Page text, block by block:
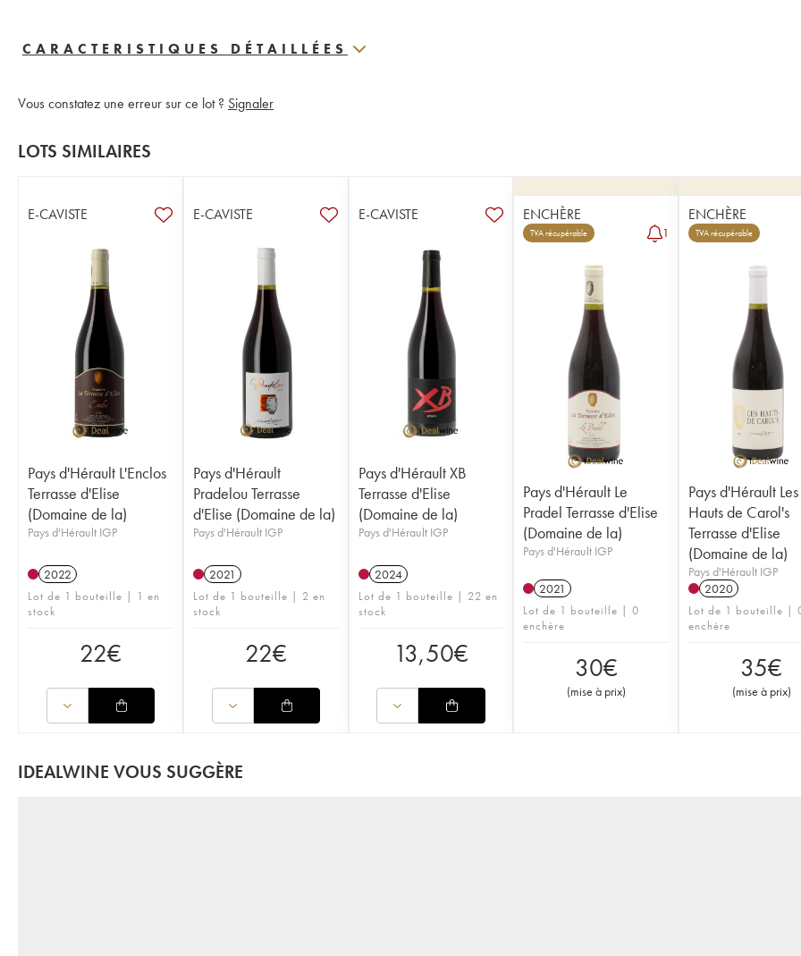
CARACTERISTIQUES DÉTAILLÉES
Vous constatez une erreur sur ce lot ? Signaler
LOTS SIMILAIRES
E-CAVISTE
Pays d'Hérault L'Enclos
Terrasse d'Elise
(Domaine de la)
Pays d'Hérault IGP
2022
Lot de 1 bouteille | 1 en
stock
22€
E-CAVISTE
Pays d'Hérault
Pradelou Terrasse
d'Elise (Domaine de la)
Pays d'Hérault IGP
2021
Lot de 1 bouteille | 2 en
stock
22€
E-CAVISTE
Pays d'Hérault XB
Terrasse d'Elise
(Domaine de la)
Pays d'Hérault IGP
2024
Lot de 1 bouteille | 22 en
stock
13,50€
ENCHÈRE
TVA récupérable 1
Pays d'Hérault Le
Pradel Terrasse d'Elise
(Domaine de la)
Pays d'Hérault IGP
2021
Lot de 1 bouteille | 0
enchère
30€
(mise à prix)
ENCHÈRE
TVA récupérable
Pays d'Hérault Les
Hauts de Carol's
Terrasse d'Elise
(Domaine de la)
Pays d'Hérault IGP
2020
Lot de 1 bouteille |
enchère
35€
(mise à prix)
IDEALWINE VOUS SUGGÈRE